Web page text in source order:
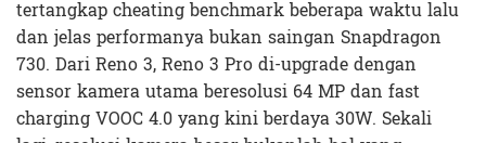
tertangkap cheating benchmark beberapa waktu lalu
dan jelas performanya bukan saingan Snapdragon
730. Dari Reno 3, Reno 3 Pro di-upgrade dengan
sensor kamera utama beresolusi 64 MP dan fast
charging VOOC 4.0 yang kini berdaya 30W. Sekali